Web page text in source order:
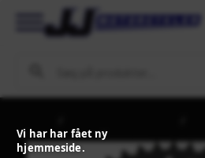
Vi har har fået ny
hjemmeside.
Bagtandhjul